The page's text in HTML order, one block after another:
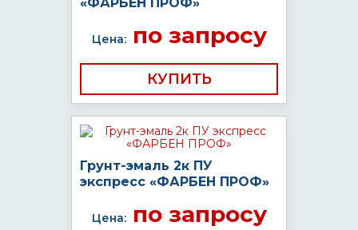
Цена:по запросу
КУПИТЬ
Грунт-эмаль 2к ПУ
экспресс «ФАРБЕН ПРОФ»
Цена:по запросу